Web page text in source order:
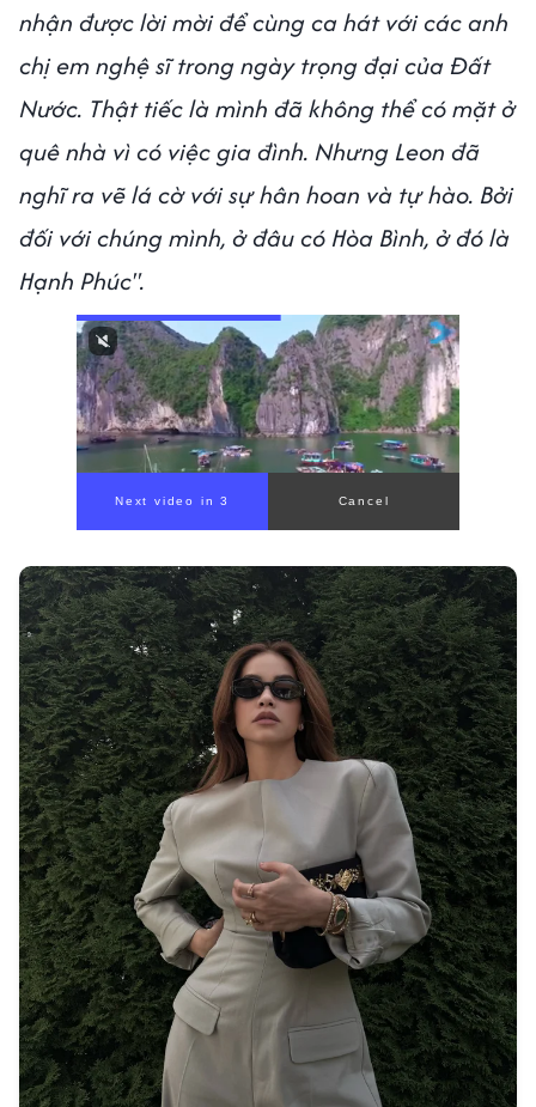
nhận được lời mời để cùng ca hát với các anh
chị em nghệ sĩ trong ngày trọng đại của Đất
Nước. Thật tiếc là mình đã không thể có mặt ở
quê nhà vì có việc gia đình. Nhưng Leon đã
nghĩ ra vẽ lá cờ với sự hân hoan và tự hào. Bởi
đối với chúng mình, ở đâu có Hòa Bình, ở đó là
Hạnh Phúc".
00:00/ 00:59